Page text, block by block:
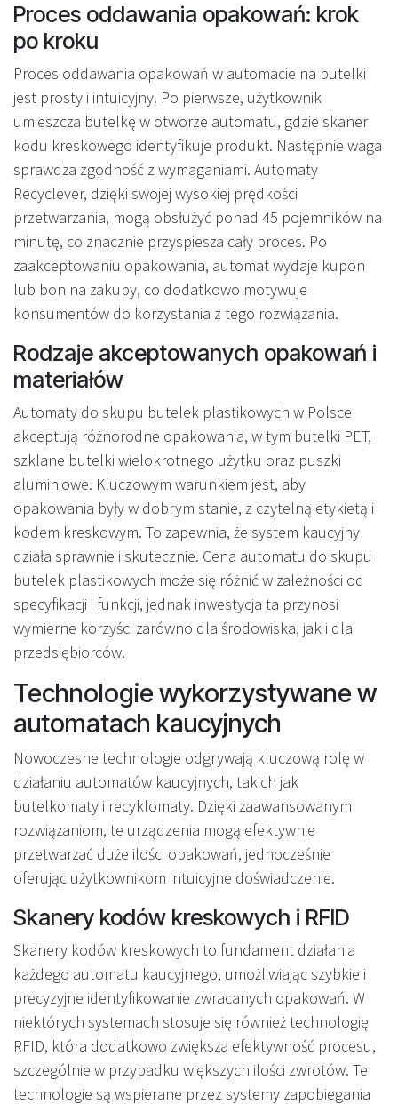
Proces oddawania opakowań: krok
po kroku
Proces oddawania opakowań w automacie na butelki
jest prosty i intuicyjny. Po pierwsze, użytkownik
umieszcza butelkę w otworze automatu, gdzie skaner
kodu kreskowego identyfikuje produkt. Następnie waga
sprawdza zgodność z wymaganiami. Automaty
Recyclever, dzięki swojej wysokiej prędkości
przetwarzania, mogą obsłużyć ponad 45 pojemników na
minutę, co znacznie przyspiesza cały proces. Po
zaakceptowaniu opakowania, automat wydaje kupon
lub bon na zakupy, co dodatkowo motywuje
konsumentów do korzystania z tego rozwiązania.
Rodzaje akceptowanych opakowań i
materiałów
Automaty do skupu butelek plastikowych w Polsce
akceptują różnorodne opakowania, w tym butelki PET,
szklane butelki wielokrotnego użytku oraz puszki
aluminiowe. Kluczowym warunkiem jest, aby
opakowania były w dobrym stanie, z czytelną etykietą i
kodem kreskowym. To zapewnia, że system kaucyjny
działa sprawnie i skutecznie. Cena automatu do skupu
butelek plastikowych może się różnić w zależności od
specyfikacji i funkcji, jednak inwestycja ta przynosi
wymierne korzyści zarówno dla środowiska, jak i dla
przedsiębiorców.
Technologie wykorzystywane w
automatach kaucyjnych
Nowoczesne technologie odgrywają kluczową rolę w
działaniu automatów kaucyjnych, takich jak
butelkomaty i recyklomaty. Dzięki zaawansowanym
rozwiązaniom, te urządzenia mogą efektywnie
przetwarzać duże ilości opakowań, jednocześnie
oferując użytkownikom intuicyjne doświadczenie.
Skanery kodów kreskowych i RFID
Skanery kodów kreskowych to fundament działania
każdego automatu kaucyjnego, umożliwiając szybkie i
precyzyjne identyfikowanie zwracanych opakowań. W
niektórych systemach stosuje się również technologię
RFID, która dodatkowo zwiększa efektywność procesu,
szczególnie w przypadku większych ilości zwrotów. Te
technologie są wspierane przez systemy zapobiegania